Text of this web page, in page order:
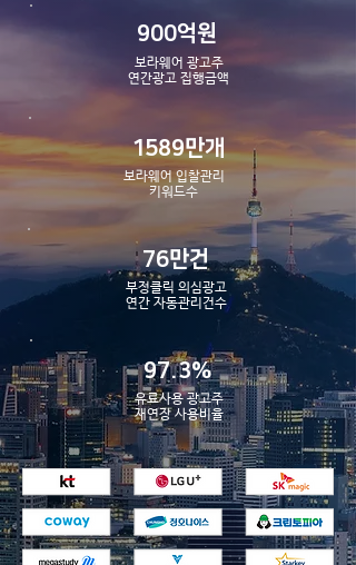
900억원
보라웨어 광고주
​연간광고 집행금액
1589만개
보라웨어 입찰관리
​키워드수
76만건
부정클릭 의심광고
​연간 자동관리건수
97.3%
유료사용 광고주
​재연장 사용비율